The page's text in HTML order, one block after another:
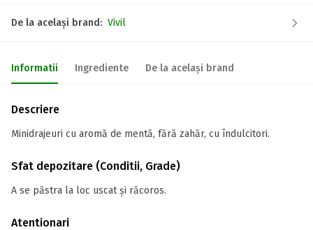
De la același brand: Vivil
Informatii Ingrediente De la același brand
Descriere
Minidrajeuri cu aromă de mentă, fără zahăr, cu îndulcitori.
Sfat depozitare (Conditii, Grade)
A se păstra la loc uscat și răcoros.
Atentionari